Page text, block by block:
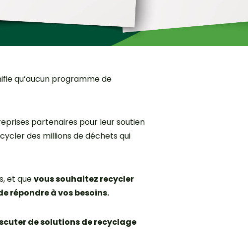
qu’aucun programme de
partenaires pour leur soutien
des millions de déchets qui
et quevous souhaitez recycler
répondre à vos besoins.
de solutions de recyclage